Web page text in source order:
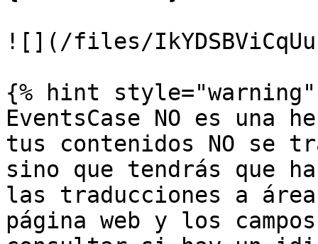
![](/files/
{% hint style="warning"
EventsCase NO es una
tus contenidos NO se
sino que tendrás que
las traducciones a
página web y los